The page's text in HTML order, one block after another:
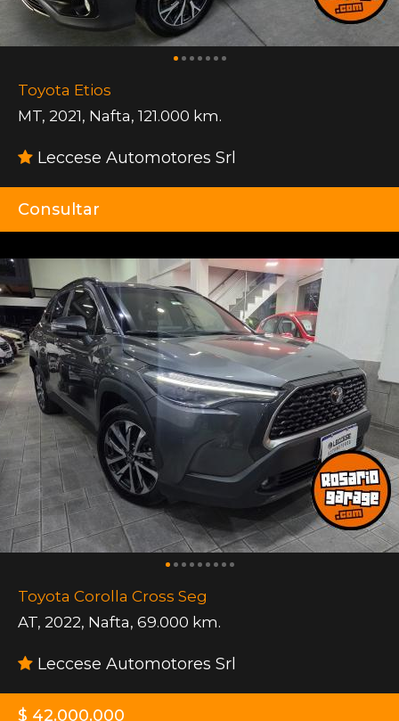
Toyota Etios
MT, 2021, Nafta, 121.000 km.
Leccese Automotores Srl
Consultar
Toyota Corolla Cross Seg
AT, 2022, Nafta, 69.000 km.
Leccese Automotores Srl
$ 42.000.000